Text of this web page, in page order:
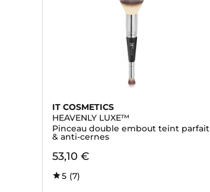
IT COSMETICS
HEAVENLY LUXE™
Pinceau double embout teint parfait
& anti-cernes
53,10 €
5 (7)